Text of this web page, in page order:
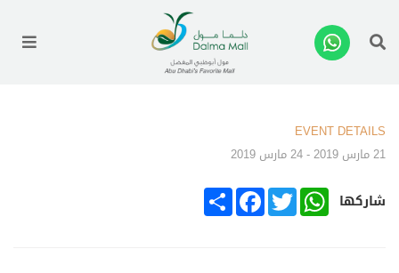
EVENT DETAILS
21 مارس 2019 - 24 مارس 2019
شاركها SHARE
FACEBOOKTWITTER
WHATSAPP